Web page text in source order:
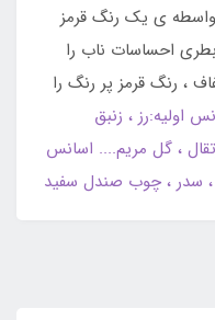
ی یک رنگ قرمز
احساسات ناب را
، رنگ قرمز پر رنگ را
اولیه:رز ، زنبق
، گل مریم.... اسانس
، سدر ، چوب صندل سفید